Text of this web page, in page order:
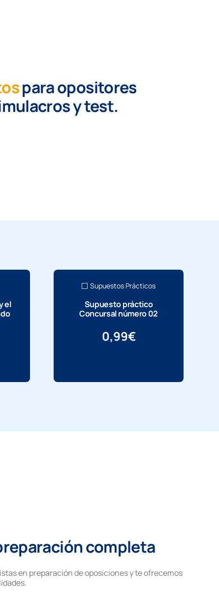
para opositores
y test.
el
Supuestos Prácticos
Supuesto práctico
Concursal número 02
0,99€
completa
en preparación de oposiciones y te ofrecemos